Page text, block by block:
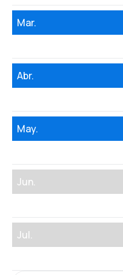
Mar.
Abr.
May.
Jun.
Jul.